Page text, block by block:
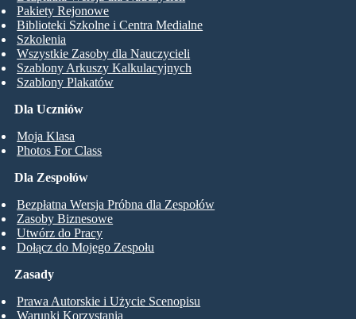
Dla Uczniów
Moja Klasa
Photos For Class
Pakiety Rejonowe
Biblioteki Szkolne i Centra Medialne
Szkolenia
Wszystkie Zasoby dla Nauczycieli
Szablony Arkuszy Kalkulacyjnych
Szablony Plakatów
Dla Zespołów
Bezpłatna Wersja Próbna dla Zespołów
Zasoby Biznesowe
Utwórz do Pracy
Dołącz do Mojego Zespołu
Zasady
Prawa Autorskie i Użycie Scenopisu
Warunki Korzystania